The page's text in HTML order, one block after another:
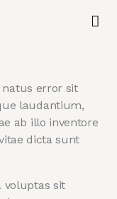
error sit
laudantium,
ab illo inventore
dicta sunt
voluptas sit